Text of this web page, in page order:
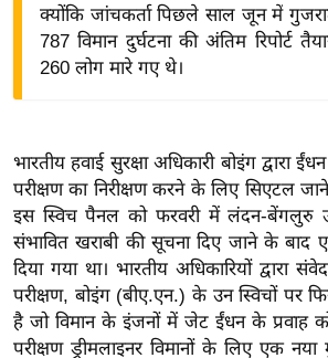
ष
ज्ञ
रा
य
ब
ज
ट
क्योंकि जांचकर्ता पिछले साल जून में
787 विमान दुर्घटना की अंतिम रिपोर्ट
260 लोग मारे गए थे।
भारतीय हवाई सुरक्षा अधिकारी बोइंग द्वारा
परीक्षण का निरीक्षण करने के लिए सिएटल
इस स्विच पैनल को फरवरी में लंदन-बेंगलुरु
संभावित खराबी की सूचना दिए जाने के बाद
दिया गया था। भारतीय अधिकारियों द्वारा
परीक्षण, बोइंग (बीए.एन.) के उन स्विचों पर
है जो विमान के इंजनों में जेट ईंधन के प्रवाह
परीक्षण ड्रीमलाइनर विमानों के लिए एक नया